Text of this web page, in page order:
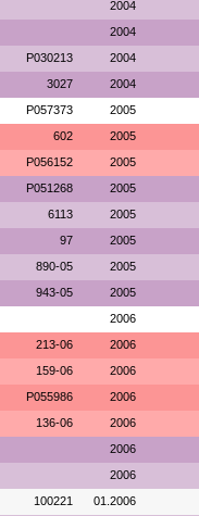
2004
2004
P030213 2004
3027 2004
P057373 2005
602 2005
P056152 2005
P051268 2005
6113 2005
97 2005
890-05 2005
943-05 2005
2006
213-06 2006
159-06 2006
P055986 2006
136-06 2006
2006
2006
100221 01.2006